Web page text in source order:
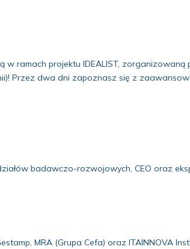
w ramach projektu IDEALIST,
Przez dwa dni zapoznasz się z
badawczo-rozwojowych, CEO oraz
MRA (Grupa Cefa) oraz ITAINNOVA